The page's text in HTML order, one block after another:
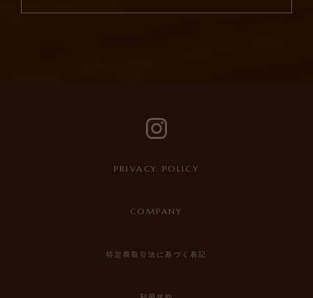
PRIVACY POLICY
COMPANY
特定商取引法に基づく表記